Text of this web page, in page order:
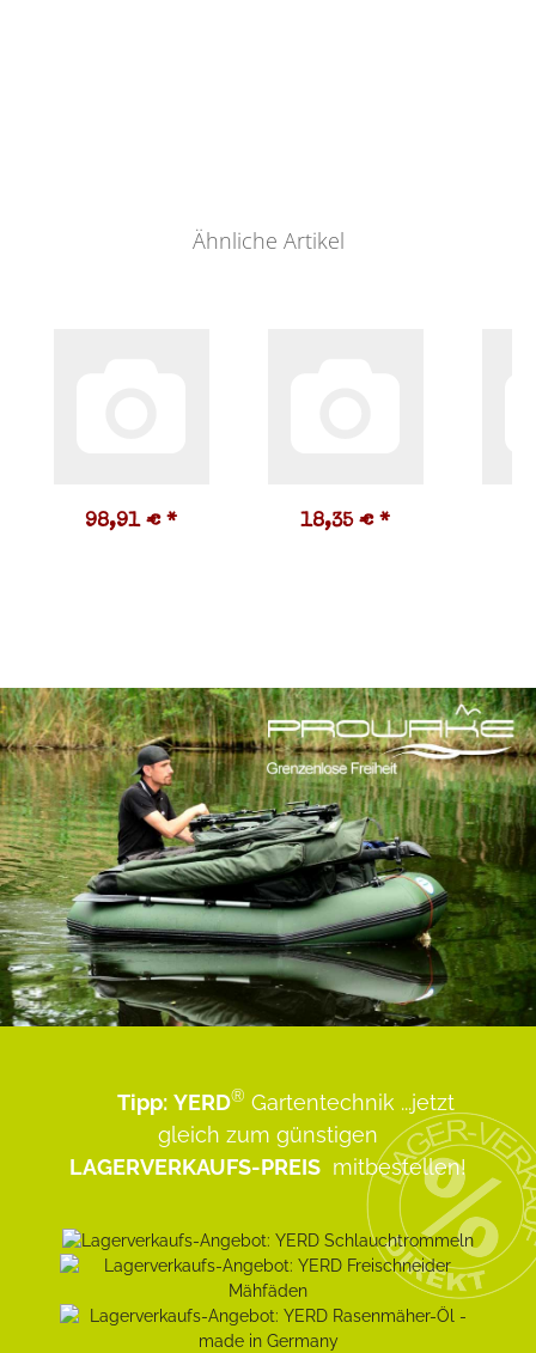
Ähnliche Artikel
98,91 € * 18,35 € *
Tipp: YERD® Gartentechnik ...jetzt
gleich zum günstigen
LAGERVERKAUFS-PREIS mitbestellen!